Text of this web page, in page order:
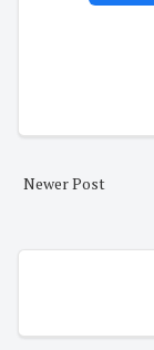
Newer Post